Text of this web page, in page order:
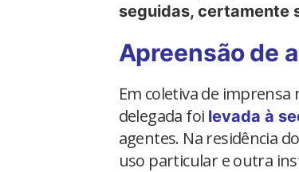
seguidas, certamente
Apreensão de
Em coletiva de
delegada foi levada à
agentes. Na residência
uso particular e outra